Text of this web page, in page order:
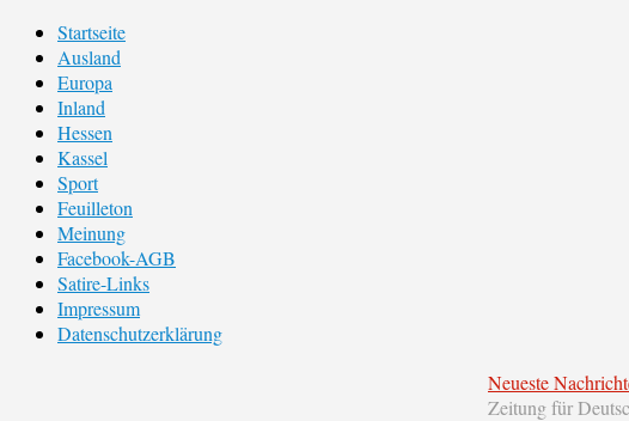
Startseite
Ausland
Europa
Inland
Hessen
Kassel
Sport
Feuilleton
Meinung
Facebook-AGB
Satire-Links
Impressum
Datenschutzerklärung
Neueste
Zeitung für